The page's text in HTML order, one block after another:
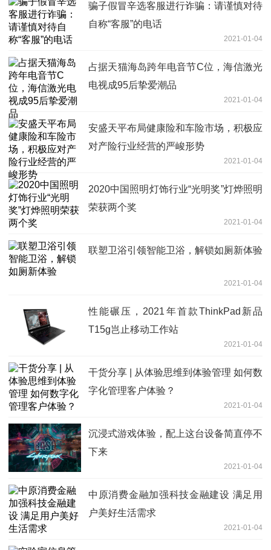
骗子假冒辛选客服进行诈骗：请谨慎对待
自称“客服”的电话
2021-01-04
占据天猫海岛跨年电音节C位，海信激光
电视成95后挚爱潮品
2021-01-04
安盛天平布局健康险和车险市场，积极应
对产险行业经营的严峻形势
2021-01-04
2020中国照明灯饰行业“光明奖”灯烨照明
荣获两个奖
2021-01-04
联塑卫浴引领智能卫浴，解锁如厕新体验
2021-01-04
性能碾压，2021年首款ThinkPad新品
T15g岂止移动工作站
2021-01-04
干货分享 | 从体验思维到体验管理 如何数
字化管理客户体验？
2021-01-04
沉浸式游戏体验，配上这台设备简直停不
下来
2021-01-04
中原消费金融加强科技金融建设 满足用
户美好生活需求
2021-01-04